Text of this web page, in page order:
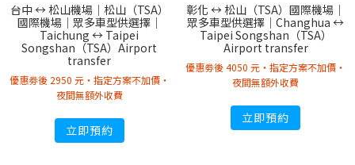
台中 ↔︎ 松山機場｜松山（TSA）
國際機場｜眾多車型供選擇｜
Taichung ↔︎ Taipei
Songshan（TSA）Airport
transfer
優惠劵後 2950 元・指定方案不加價・
夜間無額外收費
立即預約
彰化 ↔︎ 松山（TSA）國際機場｜
眾多車型供選擇｜Changhua ↔︎
Taipei Songshan（TSA）
Airport transfer
優惠劵後 4050 元・指定方案不加價・
夜間無額外收費
立即預約